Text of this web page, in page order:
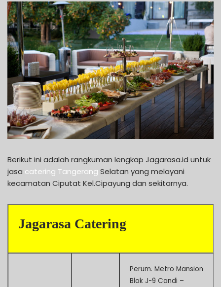
Berikut ini adalah rangkuman lengkap Jagarasa.id untuk
jasa catering Tangerang Selatan yang melayani
kecamatan Ciputat Kel.Cipayung dan sekitarnya.
Jagarasa Catering
Perum. Metro Mansion
Blok J-9 Candi –